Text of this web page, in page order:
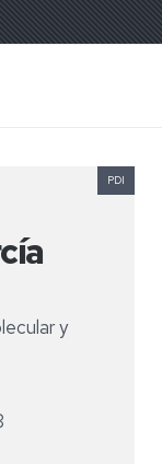
PDI
y